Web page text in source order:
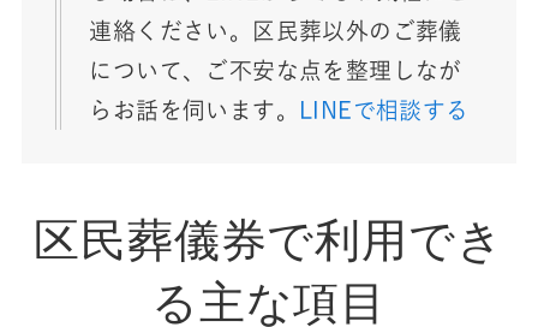
連絡ください。区民葬以外のご葬儀
について、ご不安な点を整理しなが
らお話を伺います。
LINEで相談する
区民葬儀券で利用でき
る主な項目